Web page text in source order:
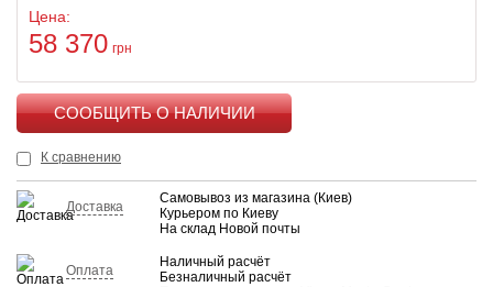
Цена:
58 370 грн
К сравнению
Доставка
Самовывоз из магазина (Киев)
Курьером по Киеву
На склад Новой почты
Оплата
Наличный расчёт
Безналичный расчёт